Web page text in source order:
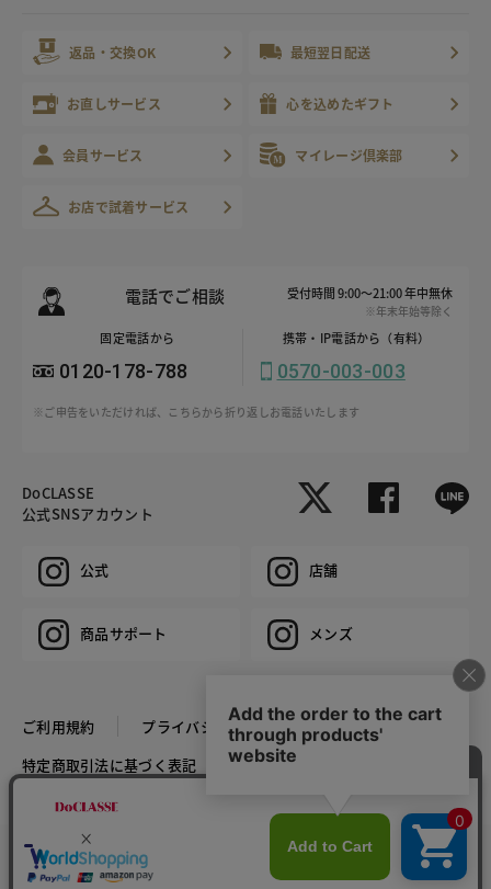
カラー・サイズを選択する
返品・交換OK 最短翌日配送
お直しサービス 心を込めたギフト
会員サービス マイレージ倶楽部
お店で試着サービス
電話でご相談 受付時間 9:00～21:00 年中無休
※年末年始等除く
固定電話から
0120-178-788
携帯・IP電話から（有料）
0570-003-003
※ご申告をいただければ、こちらから折り返しお電話いたします
DoCLASSE
公式SNSアカウント
公式 店舗
商品サポート メンズ
ご利用規約
プライバシーポリシー
特定商取引法に基づく表記
推奨環境
COPYRIGHT © DoCLASSE ALL RIGHTS RESERVED.